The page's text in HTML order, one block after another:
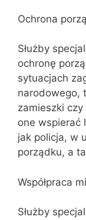
Ochrona
Służby
ochronę
sytuacjach
narodowego,
zamieszki
one wspierać
jak policja, w
porządku, a
Współpraca
Służby